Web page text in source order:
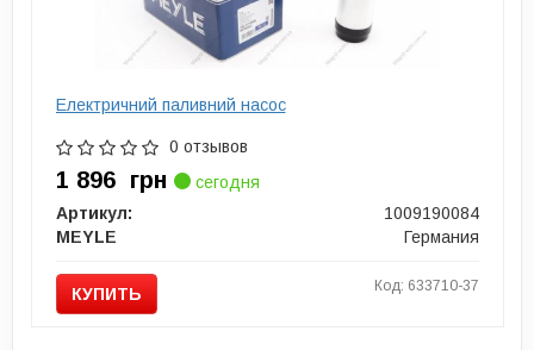
Електричний паливний насос
0 отзывов
1 896 грн
сегодня
Артикул:
1009190084
MEYLE
Германия
КУПИТЬ Код: 633710-37